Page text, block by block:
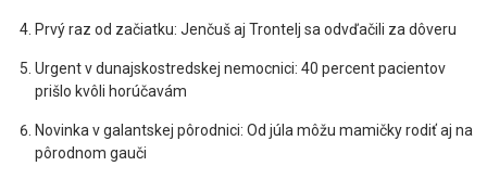
Prvý raz od začiatku: Jenčuš aj Trontelj sa odvďačili za dôveru
Urgent v dunajskostredskej nemocnici: 40 percent pacientov
prišlo kvôli horúčavám
Novinka v galantskej pôrodnici: Od júla môžu mamičky rodiť aj na
pôrodnom gauči